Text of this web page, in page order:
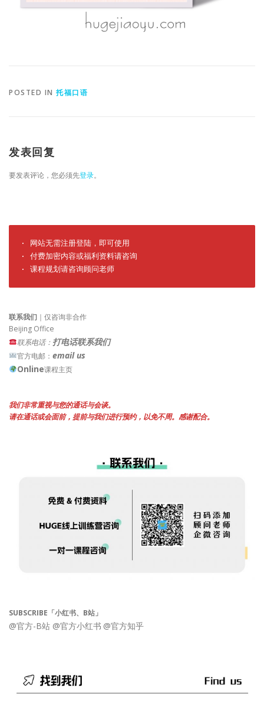
POSTED IN 托福口语
发表回复
要发表评论，您必须先登录。
· 网站无需注册登陆，即可使用
· 付费加密内容或福利资料请咨询
· 课程规划请咨询顾问老师
联系我们 ｜仅咨询非合作
Beijing Office
联系电话： 打电话联系我们
官方电邮： email us
Online课程主页
我们非常重视与您的通话与会谈。
请在通话或会面前，提前与我们进行预约，以免不周。感谢配合。
SUBSCRIBE「小红书、B站」
@官方-B站 @官方小红书 @官方知乎